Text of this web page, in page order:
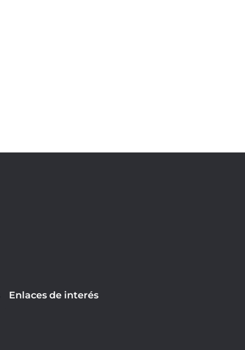
Enlaces de interés